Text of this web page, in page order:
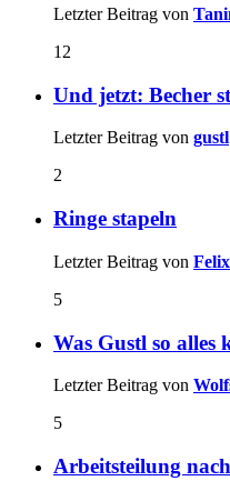
Letzter Beitrag von
12
Und jetzt: Becher
Letzter Beitrag von gustl
2
Ringe stapeln
Letzter Beitrag von Felix
5
Was Gustl so alles
Letzter Beitrag von
5
Arbeitsteilung